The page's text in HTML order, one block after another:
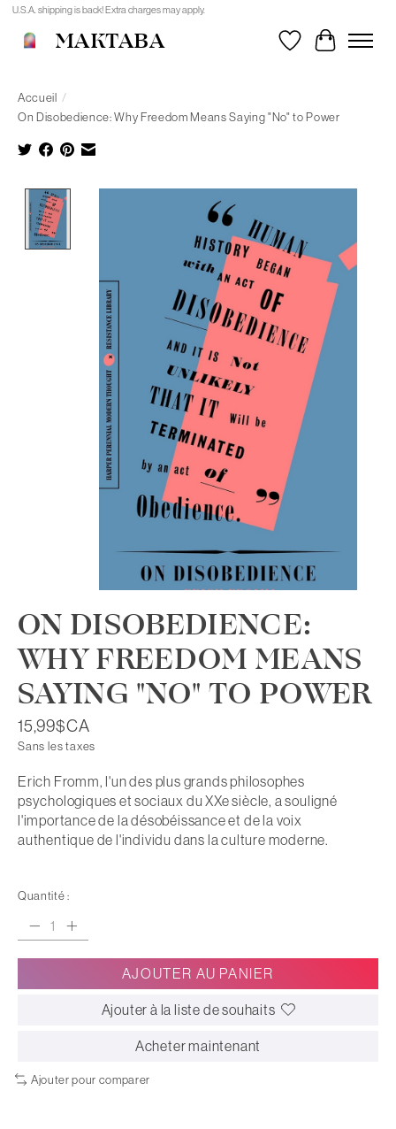
U.S.A. shipping is back! Extra charges may apply.
MAKTABA Liste de souhaits
Panier
Accueil /
On Disobedience: Why Freedom Means Saying "No" to Power
Product image slideshow Items
ON DISOBEDIENCE:
WHY FREEDOM MEANS
SAYING "NO" TO POWER
15,99$CA
Sans les taxes
Erich Fromm, l'un des plus grands philosophes
psychologiques et sociaux du XXe siècle, a souligné
l'importance de la désobéissance et de la voix
authentique de l'individu dans la culture moderne.
Quantité :
AJOUTER AU PANIER
Ajouter à la liste de souhaits
Acheter maintenant
Ajouter pour comparer